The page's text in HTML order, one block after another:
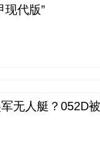
现代版”
无人艇？052D